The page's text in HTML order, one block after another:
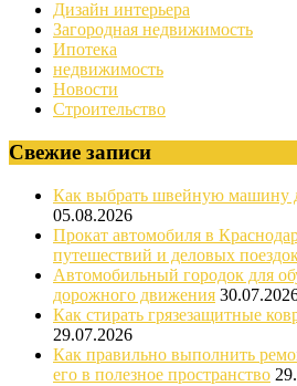
Дизайн интерьера
Загородная недвижимость
Ипотека
недвижимость
Новости
Строительство
Свежие записи
Как выбрать швейную машину
05.08.2026
Прокат автомобиля в
путешествий и деловых
Автомобильный городок для
дорожного движения
Как стирать грязезащитные
29.07.2026
Как правильно выполнить
его в полезное пространство